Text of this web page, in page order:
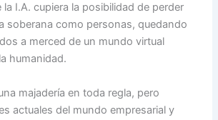
la I.A. cupiera la posibilidad de perder
soberana como personas, quedando
a merced de un mundo virtual
humanidad.
majadería en toda regla, pero
actuales del mundo empresarial y